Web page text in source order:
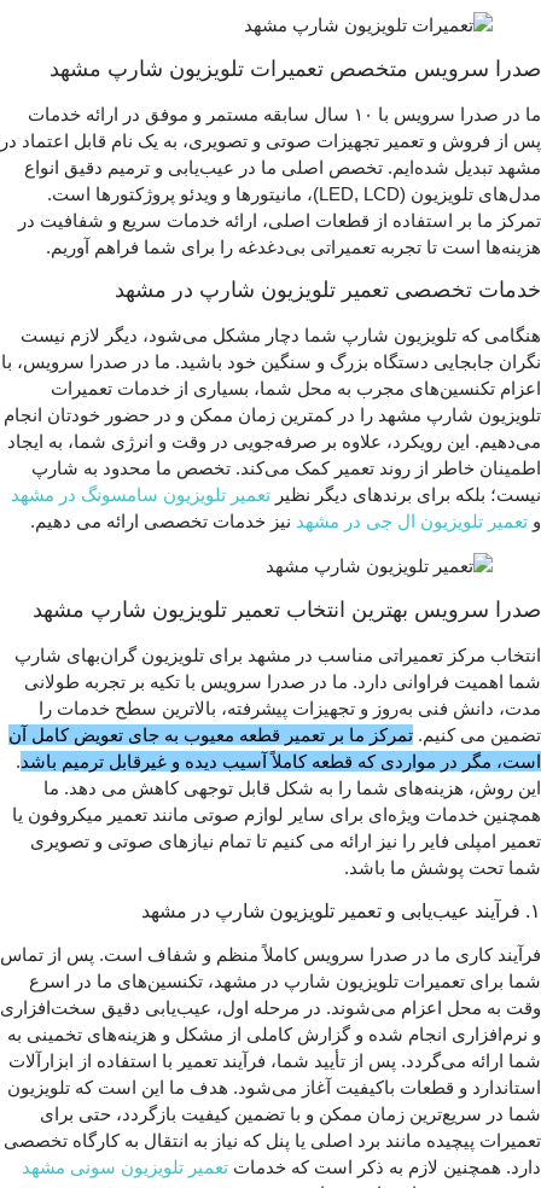
صدرا سرویس متخصص تعمیرات تلویزیون شارپ مشهد
ما در صدرا سرویس با ۱۰ سال سابقه مستمر و موفق در ارائه خدمات
پس از فروش و تعمیر تجهیزات صوتی و تصویری، به یک نام قابل اعتماد در
مشهد تبدیل شده‌ایم. تخصص اصلی ما در عیب‌یابی و ترمیم دقیق انواع
مدل‌های تلویزیون (LED, LCD)، مانیتورها و ویدئو پروژکتورها است.
تمرکز ما بر استفاده از قطعات اصلی، ارائه خدمات سریع و شفافیت در
هزینه‌ها است تا تجربه تعمیراتی بی‌دغدغه را برای شما فراهم آوریم.
خدمات تخصصی تعمیر تلویزیون شارپ در مشهد
هنگامی که تلویزیون شارپ شما دچار مشکل می‌شود، دیگر لازم نیست
نگران جابجایی دستگاه بزرگ و سنگین خود باشید. ما در صدرا سرویس، با
اعزام تکنسین‌های مجرب به محل شما، بسیاری از خدمات تعمیرات
تلویزیون شارپ مشهد را در کمترین زمان ممکن و در حضور خودتان انجام
می‌دهیم. این رویکرد، علاوه بر صرفه‌جویی در وقت و انرژی شما، به ایجاد
اطمینان خاطر از روند تعمیر کمک می‌کند. تخصص ما محدود به شارپ
نیست؛ بلکه برای برندهای دیگر نظیر تعمیر تلویزیون سامسونگ در مشهد
و تعمیر تلویزیون ال جی در مشهد نیز خدمات تخصصی ارائه می‌ دهیم.
صدرا سرویس بهترین انتخاب تعمیر تلویزیون شارپ مشهد
انتخاب مرکز تعمیراتی مناسب در مشهد برای تلویزیون گران‌بهای شارپ
شما اهمیت فراوانی دارد. ما در صدرا سرویس با تکیه بر تجربه طولانی‌
مدت، دانش فنی به‌روز و تجهیزات پیشرفته، بالاترین سطح خدمات را
تضمین می‌ کنیم. تمرکز ما بر تعمیر قطعه معیوب به جای تعویض کامل آن
است، مگر در مواردی که قطعه کاملاً آسیب دیده و غیرقابل ترمیم باشد.
این روش، هزینه‌های شما را به شکل قابل توجهی کاهش می‌ دهد. ما
همچنین خدمات ویژه‌ای برای سایر لوازم صوتی مانند تعمیر میکروفون یا
تعمیر امپلی فایر را نیز ارائه می‌ کنیم تا تمام نیازهای صوتی و تصویری
شما تحت پوشش ما باشد.
۱. فرآیند عیب‌یابی و تعمیر تلویزیون شارپ در مشهد
فرآیند کاری ما در صدرا سرویس کاملاً منظم و شفاف است. پس از تماس
شما برای تعمیرات تلویزیون شارپ در مشهد، تکنسین‌های ما در اسرع
وقت به محل اعزام می‌شوند. در مرحله اول، عیب‌یابی دقیق سخت‌افزاری
و نرم‌افزاری انجام شده و گزارش کاملی از مشکل و هزینه‌های تخمینی به
شما ارائه می‌گردد. پس از تأیید شما، فرآیند تعمیر با استفاده از ابزارآلات
استاندارد و قطعات باکیفیت آغاز می‌شود. هدف ما این است که تلویزیون
شما در سریع‌ترین زمان ممکن و با تضمین کیفیت بازگردد، حتی برای
تعمیرات پیچیده مانند برد اصلی یا پنل که نیاز به انتقال به کارگاه تخصصی
دارد. همچنین لازم به ذکر است که خدمات تعمیر تلویزیون سونی مشهد